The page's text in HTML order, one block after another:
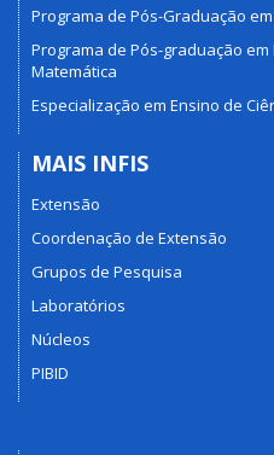
Programa de Pós-Graduação em
Programa de Pós-graduação em
Matemática
Especialização em Ensino de
MAIS INFIS
Extensão
Coordenação de Extensão
Grupos de Pesquisa
Laboratórios
Núcleos
PIBID